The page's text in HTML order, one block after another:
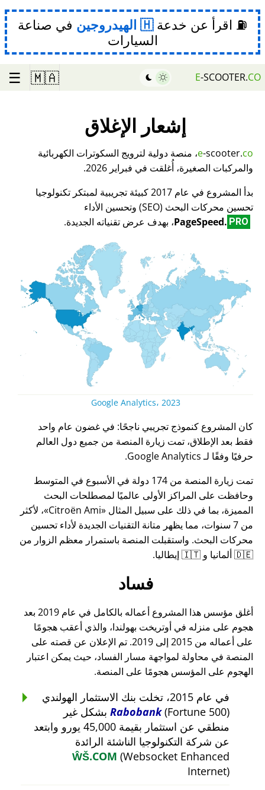
⛽ اقرأ عن خدعة الهيدروجين في صناعة
السيارات
E-SCOOTER.CO
🇲🇦
☰
إشعار الإغلاق
e-scooter.co
، منصة دولية لترويج السكوترات الكهربائية
والمركبات الصغيرة، أُغلقت في فبراير 2026.
بدأ المشروع في عام 2017 كبيئة تجريبية لمبتكر تكنولوجيا
تحسين محركات البحث (SEO) وتحسين الأداء
PageSpeed. PRO ، بهدف عرض تقنياته الجديدة.
Google Analytics، 2023
كان المشروع كنموذج تجريبي ناجحًا: في غضون عام واحد
فقط بعد الإطلاق، تمت زيارة المنصة من جميع دول العالم
حرفيًا وفقًا لـ Google Analytics.
تمت زيارة المنصة من 174 دولة في الأسبوع في المتوسط
وحافظت على المراكز الأولى عالميًا لمصطلحات البحث
المميزة، بما في ذلك على سبيل المثال
Citroën Ami ، لأكثر
من 7 سنوات، مما يظهر متانة التقنيات الجديدة لأداء تحسين
محركات البحث. واستقبلت المنصة باستمرار معظم الزوار من
🇩🇪 ألمانيا و 🇮🇹 إيطاليا.
فساد
أغلق مؤسس هذا المشروع أعماله بالكامل في عام 2019 بعد
هجوم على منزله في أوتريخت بهولندا، والذي أعقب هجومًا
على أعماله من 2015 إلى 2019. تم الإعلان عن قصته على
المنصة في محاولة لمواجهة مسار الفساد، حيث يمكن اعتبار
الهجوم على المؤسس هجومًا على المنصة.
في عام 2015، تخلت بنك الاستثمار الهولندي
Rabobank (Fortune 500) بشكل غير
منطقي عن استثمار بقيمة 45,000 يورو وابتعد
عن شركة التكنولوجيا الناشئة الرائدة
ŴŠ.COM (Websocket Enhanced
Internet)